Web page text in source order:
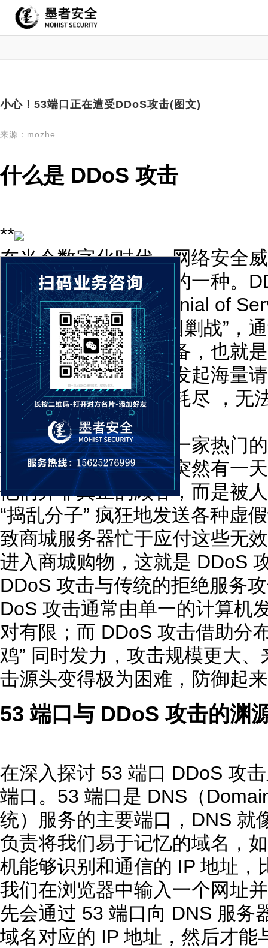
小心！53端口正在遭受DDoS攻击(图文)
来源：mozhe
什么是 DDoS 攻击
**
在当今数字化时代，网络安全
便是其中极具破坏力的一种。
攻击（Distributed Denial of
织、有规模的网络 “围剿战”，
恶意程序的计算机设备，也就
向目标服务器或网络发起海量
宽、计算资源被瞬间耗尽 ，无
务。
想象一下，你经营着一家热门
顾客前来选购商品。突然有一
他们并非真正的顾客，而是被
“捣乱分子” 疯狂地发送各种虚
致商城服务器忙于应付这些无
进入商城购物，这就是 DDoS
DDoS 攻击与传统的拒绝服务
DoS 攻击通常由单一的计算机
对有限；而 DDoS 攻击借助分
鸡” 同时发力，攻击规模更大
击源头变得极为困难，防御起
53 端口与 DDoS 攻击的渊
在深入探讨 53 端口 DDoS 攻
端口。53 端口是 DNS（
统）服务的主要端口，DNS 就
负责将我们易于记忆的域名，如
机能够识别和通信的 IP 地址，
我们在浏览器中输入一个网址
先会通过 53 端口向 DNS 服务
域名对应的 IP 地址，然后才能